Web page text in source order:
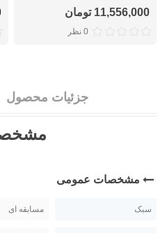
11,556,000 تومان
0 نظر
جزئیات محصول
مشخصات عمومی
سبک مسابقه ای